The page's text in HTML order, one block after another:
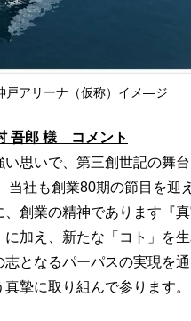
戸アリーナ（仮称）イメ―ジ
吾郎 様 コメント
思いで、第三創世記の舞
社も創業80期の節目を迎
、創業の精神であります『
加え、新たな「コト」を
となるパーパスの実現を
摯に取り組んで参ります。